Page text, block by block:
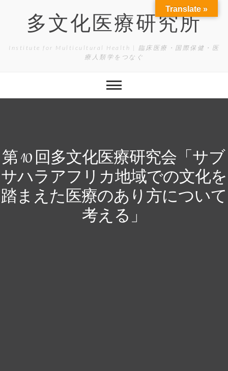
content多文化医療研究所
Institute for Multicultural Health | 臨床医療・国際保健・医
療人類学をつなぐ
第 10 回多文化医療研究会「サブ
サハラアフリカ地域での文化を
踏まえた医療のあり方について
考える」
Translate »